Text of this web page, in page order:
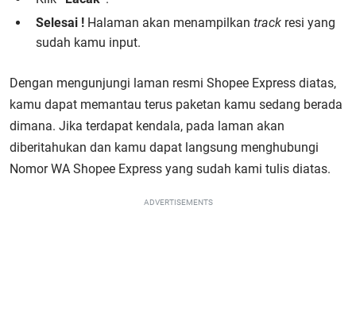
Selesai ! Halaman akan menampilkan track resi yang
sudah kamu input.
Dengan mengunjungi laman resmi Shopee Express diatas,
kamu dapat memantau terus paketan kamu sedang berada
dimana. Jika terdapat kendala, pada laman akan
diberitahukan dan kamu dapat langsung menghubungi
Nomor WA Shopee Express yang sudah kami tulis diatas.
ADVERTISEMENTS